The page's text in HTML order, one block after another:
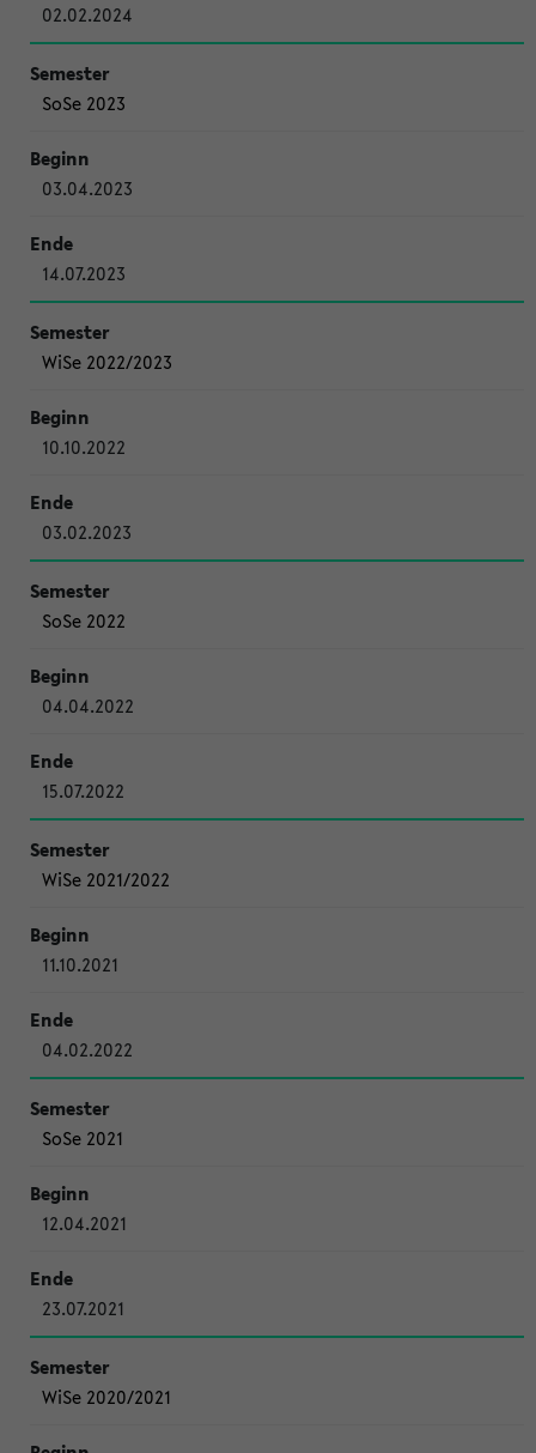
02.02.2024
SoSe 2023
03.04.2023
14.07.2023
WiSe 2022/2023
10.10.2022
03.02.2023
SoSe 2022
04.04.2022
15.07.2022
WiSe 2021/2022
11.10.2021
04.02.2022
SoSe 2021
12.04.2021
23.07.2021
WiSe 2020/2021